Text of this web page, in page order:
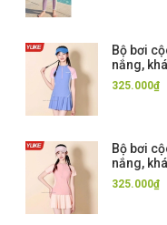
Bộ bơi
nắng,
hồng
UPF 50+
325.000₫
Bộ bơi
nắng,
chân váy
50+
325.000₫